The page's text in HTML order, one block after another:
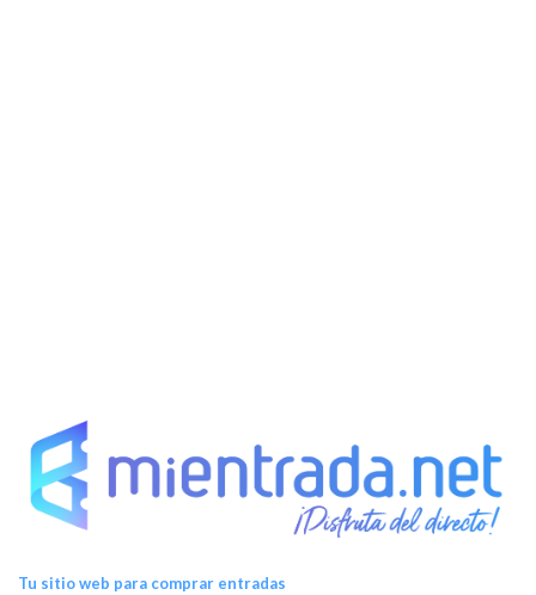
Tu sitio web para comprar entradas